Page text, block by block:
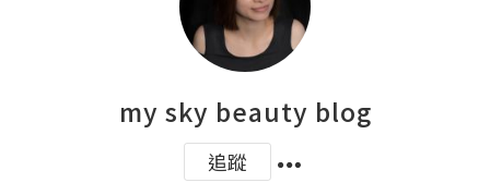
my sky beauty blog
追蹤